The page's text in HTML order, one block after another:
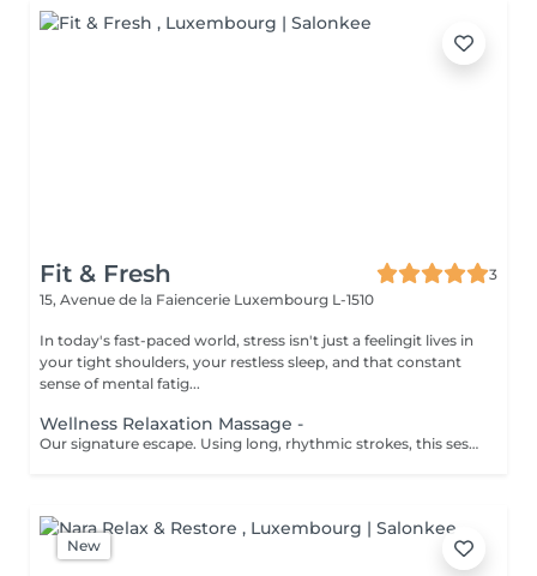
Fit & Fresh
3
15, Avenue de la Faiencerie Luxembourg L-1510
In today's fast-paced world, stress isn't just a feelingit lives in
your tight shoulders, your restless sleep, and that constant
sense of mental fatig...
Wellness Relaxation Massage -
Our signature escape. Using long, rhythmic strokes, this session is designed specifically to lower your cortisol (stress hormone) and deeply soothe the nervous system. To ensure a peaceful transition between sessions, please note that your booking includes a short preparation and rest period. Start times may vary by approximately 5-10 minutes to allow for a fully sanitized and tranguil environment.
New